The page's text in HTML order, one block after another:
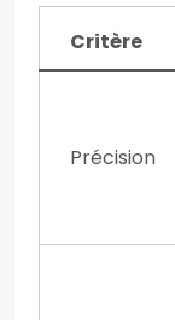
Critère
Précision